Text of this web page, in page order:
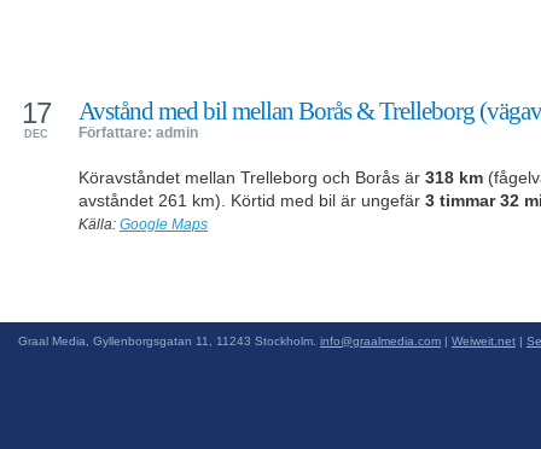
Avstånd med bil mellan Borås & Trelleborg
Författare: admin
17
DEC
Köravståndet mellan Trelleborg och Borås är 318 km
avståndet 261 km). Körtid med bil är ungefär 3 timmar 32
Källa: Google Maps
Graal Media, Gyllenborgsgatan 11, 11243 Stockholm. info@graalmedia.com | Weiweit.net |